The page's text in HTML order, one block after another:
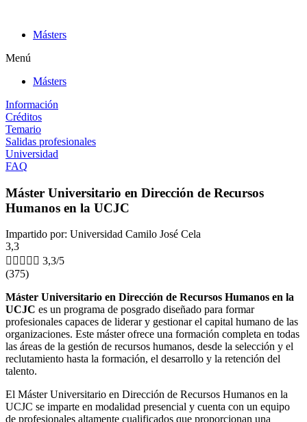
contenidoMásters
Menú
Másters
Información
Créditos
Temario
Salidas profesionales
Universidad
FAQ
Máster Universitario en Dirección de Recursos
Humanos en la UCJC
Impartido por: Universidad Camilo José Cela
3,3
     3,3/5
(375)
Máster Universitario en Dirección de Recursos Humanos en la
UCJC es un programa de posgrado diseñado para formar
profesionales capaces de liderar y gestionar el capital humano de las
organizaciones. Este máster ofrece una formación completa en todas
las áreas de la gestión de recursos humanos, desde la selección y el
reclutamiento hasta la formación, el desarrollo y la retención del
talento.
El Máster Universitario en Dirección de Recursos Humanos en la
UCJC se imparte en modalidad presencial y cuenta con un equipo
de profesionales altamente cualificados que proporcionan una